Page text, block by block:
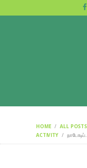
HOME ALL POSTS
ACTIVITY